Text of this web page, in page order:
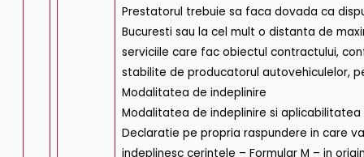
Prestatorul trebuie sa faca dovada ca
Bucuresti sau la cel mult o distanta de
serviciile care fac obiectul contractului,
stabilite de producatorul autovehiculelor,
Modalitatea de indeplinire
Modalitatea de indeplinire si aplicabilitatea
Declaratie pe propria raspundere in care
indeplinesc cerintele – Formular M – in